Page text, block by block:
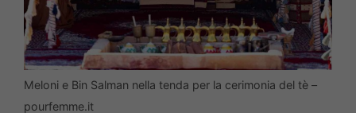
Meloni e Bin Salman nella tenda per la cerimonia del tè –
pourfemme.it